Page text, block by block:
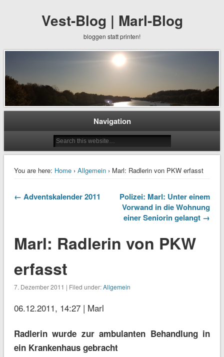
Vest-Blog | Marl-Blog
bloggen statt printen!
Navigation
You are here: Home› Allgemein› Marl: Radlerin von PKW erfasst
← Adventskalender 2011
Polizei: Marl: Unter einem
Vorwand in die Wohnung
einer Seniorin gelangt →
Marl: Radlerin von PKW
erfasst
7. Dezember 2011 | Filed under:Allgemein
06.12.2011, 14:27 | Marl
Radlerin wurde zur ambulanten Behandlung in
ein Krankenhaus gebracht